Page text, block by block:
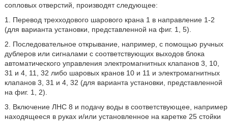
сопловых отверстий, производят следующее:
1. Перевод трехходового шарового крана 1 в направление 1-2
(для варианта установки, представленной на фиг. 1, 5).
2. Последовательное открывание, например, с помощью ручных
дублеров или сигналами с соответствующих выходов блока
автоматического управления электромагнитных клапанов 3, 10,
31 и 4, 11, 32 либо шаровых кранов 10 и 11 и электромагнитных
клапанов 3, 31 и 4, 32 (для варианта установки, представленной
на фиг. 1, 2).
3. Включение ЛНС 8 и подачу воды в соответствующее, например
находящееся в руках и/или установленное на каретке 25 стойки